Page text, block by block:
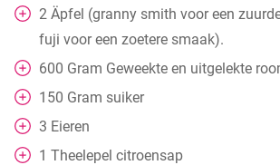
2 Äpfel (granny smith voor een
fuji voor een zoetere smaak).
600 Gram Geweekte en uitgelekte
150 Gram suiker
3 Eieren
1 Theelepel citroensap